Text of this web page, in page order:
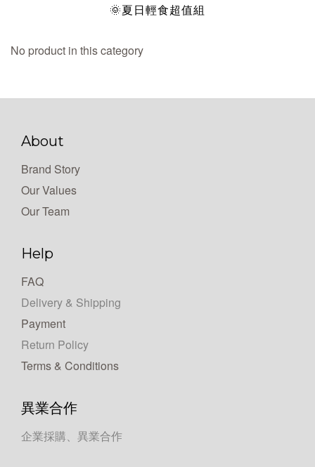
🌞夏日輕食超值組
No product in this category
About
Brand Story
Our Values
Our Team
Help
FAQ
Delivery & Shipping
Payment
Return Policy
Terms & Conditions
異業合作
企業採購、異業合作